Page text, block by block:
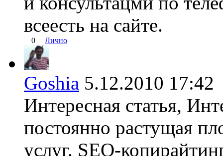
всеесть на сайте.
0 Лично
Goshia 5.12.2010
Интересная статья,
постоянно растущая
услуг. SEO-